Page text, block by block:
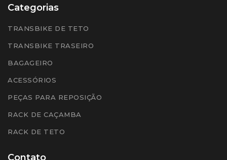
Categorias
TRANSBIKE DE TETO
TRANSBIKE TRASEIRO
BAGAGEIRO
ACESSÓRIOS
PEÇAS PARA REPOSIÇÃO
RACK DE CAÇAMBA
RACK DE TETO
Contato